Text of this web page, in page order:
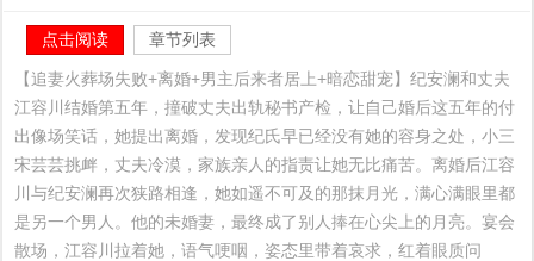
点击阅读 章节列表
【追妻火葬场失败+离婚+男主后来者居上+暗恋甜宠】纪安澜和丈夫
江容川结婚第五年，撞破丈夫出轨秘书产检，让自己婚后这五年的付
出像场笑话，她提出离婚，发现纪氏早已经没有她的容身之处，小三
宋芸芸挑衅，丈夫冷漠，家族亲人的指责让她无比痛苦。离婚后江容
川与纪安澜再次狭路相逢，她如遥不可及的那抹月光，满心满眼里都
是另一个男人。他的未婚妻，最终成了别人捧在心尖上的月亮。宴会
散场，江容川拉着她，语气哽咽，姿态里带着哀求，红着眼质问